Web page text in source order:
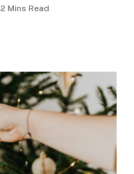
2 Mins Read